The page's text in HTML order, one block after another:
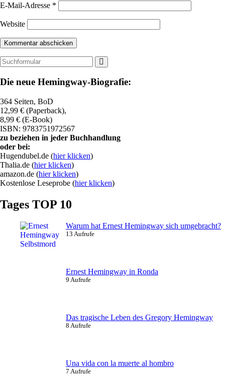
E-Mail-Adresse *
Website
Die neue Hemingway-Biografie:
364 Seiten, BoD
12,99 € (Paperback),
8,99 € (E-Book)
ISBN: 9783751972567
zu beziehen in jeder Buchhandlung
oder bei:
Hugendubel.de (hier klicken)
Thalia.de (hier klicken)
amazon.de (hier klicken)
Kostenlose Leseprobe (hier klicken)
Tages TOP 10
Warum hat Ernest Hemingway sich umgebracht?
13 Aufrufe
Ernest Hemingway in Ronda
9 Aufrufe
Das tragische Leben des Gregory Hemingway
8 Aufrufe
Una vida con la muerte al hombro
7 Aufrufe